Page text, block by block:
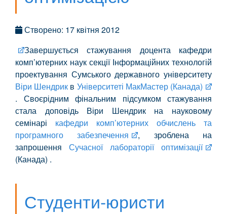
Створено: 17 квітня 2012
Завершується стажування доцента кафедри
комп’ютерних наук секції Інформаційних технологій
проектування Сумського державного університету
Віри Шендрик в Університеті МакМастер (Канада)
. Своєрідним фінальним підсумком стажування
стала доповідь Віри Шендрик на науковому
семінарі кафедри комп’ютерних обчислень та
програмного забезпечення
, зроблена на
запрошення Сучасної лабораторії оптимізації
(Канада) .
Студенти-юристи